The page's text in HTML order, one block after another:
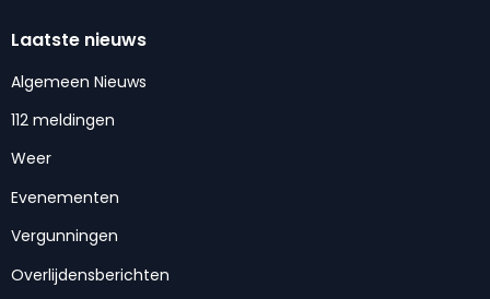
Laatste nieuws
Algemeen Nieuws
112 meldingen
Weer
Evenementen
Vergunningen
Overlijdensberichten